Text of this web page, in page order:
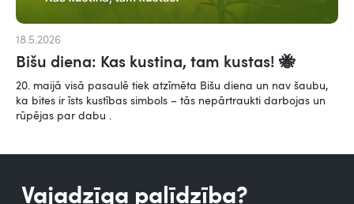
18.5.2026
Bišu diena: Kas kustina, tam kustas! 🐝
20. maijā visā pasaulē tiek atzīmēta Bišu diena un nav šaubu,
ka bites ir īsts kustības simbols – tās nepārtraukti darbojas un
rūpējas par dabu .
Vajadzīga palīdzība?